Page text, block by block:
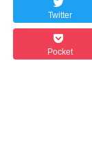
Twitter
Pocket